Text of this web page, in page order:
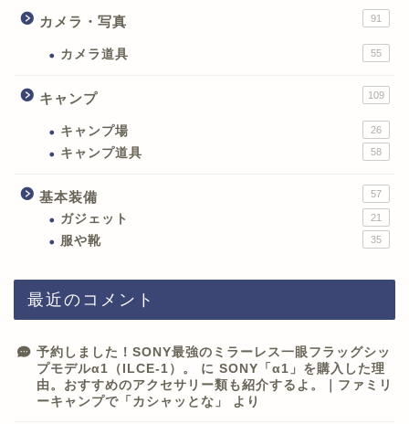
カメラ・写真 91
カメラ道具 55
キャンプ 109
キャンプ場 26
キャンプ道具 58
基本装備 57
ガジェット 21
服や靴 35
最近のコメント
予約しました！SONY最強のミラーレス一眼フラッグシッ
プモデルα1（ILCE-1）。
に SONY「α1」を購入した理
由。おすすめのアクセサリー類も紹介するよ。｜ファミリ
ーキャンプで「カシャッとな」
より